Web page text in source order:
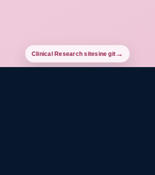
Clinical Research sitesine git